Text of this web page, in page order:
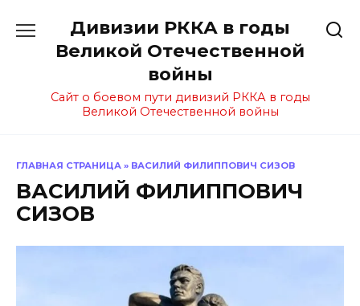
содержанию
Дивизии РККА в годы
Великой Отечественной
войны
Сайт о боевом пути дивизий РККА в годы
Великой Отечественной войны
ГЛАВНАЯ СТРАНИЦА » ВАСИЛИЙ ФИЛИППОВИЧ СИЗОВ
ВАСИЛИЙ ФИЛИППОВИЧ
СИЗОВ